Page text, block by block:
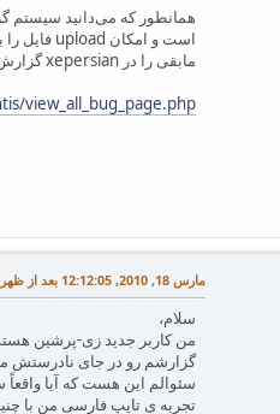
مابقی را در xepersian گزارش کنید. البته خودم از یکی دو باگ آگاه بودم و یادم بوده که آنها را امروز اضافه کرده‌ام. مثلاً سیستم باگ bidi را در این قسمت ببینید:
view_all_bug_page.php
مارس 18, 2010, 12:12:05 بعد از ظهر
سلام،
من کاربر جدید زی-پرشین هستم
گزارشم رو در جای نادرستش
تجربه ی تایپ فارسی من با